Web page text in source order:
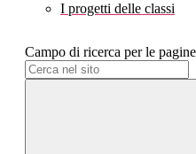
I progetti delle classi
Campo di ricerca per le